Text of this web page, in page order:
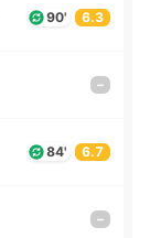
90' 6.3
–
84' 6.7
–